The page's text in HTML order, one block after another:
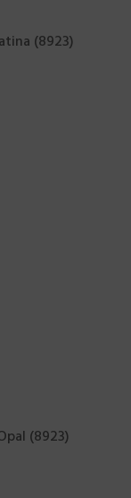
(8923)
(8923)